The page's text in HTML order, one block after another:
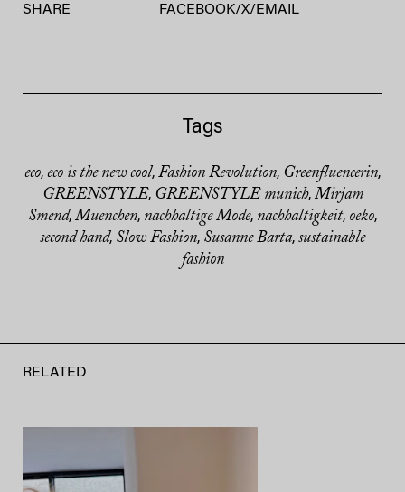
SHARE FACEBOOK/X/EMAIL
Tags
eco, eco is the new cool, Fashion Revolution, Greenfluencerin,
GREENSTYLE, GREENSTYLE munich, Mirjam
Smend, Muenchen, nachhaltige Mode, nachhaltigkeit, oeko,
second hand, Slow Fashion, Susanne Barta, sustainable
fashion
RELATED